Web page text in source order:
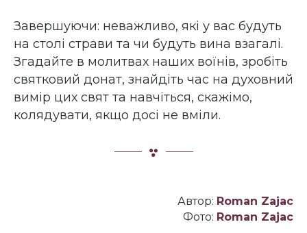
Завершуючи: неважливо, які у вас будуть
на столі страви та чи будуть вина взагалі.
Згадайте в молитвах наших воїнів, зробіть
святковий донат, знайдіть час на духовний
вимір цих свят та навчіться, скажімо,
колядувати, якщо досі не вміли.
Автор: Roman Zajac
Фото: Roman Zajac